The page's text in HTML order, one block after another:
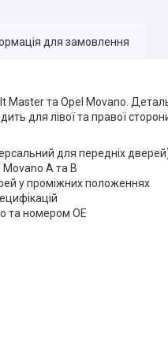
для замовлення
та Opel Movano.
для лівої та правої
для передніх
Movano A та B
у проміжних положеннях
та номером OE